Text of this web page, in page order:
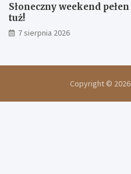
Słoneczny weekend
tuż!
7 sierpnia 2026
Copyright © 2026